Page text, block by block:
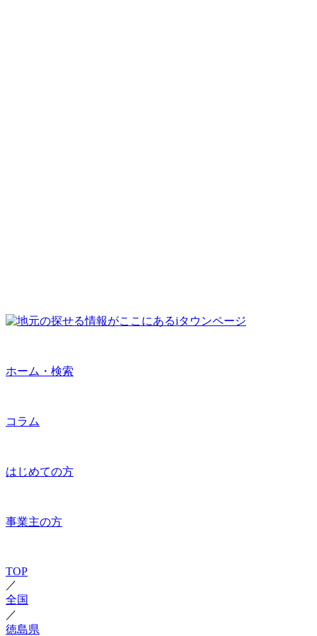
ホーム・検索
コラム
はじめての方
事業主の方
TOP
／
全国
／
徳島県